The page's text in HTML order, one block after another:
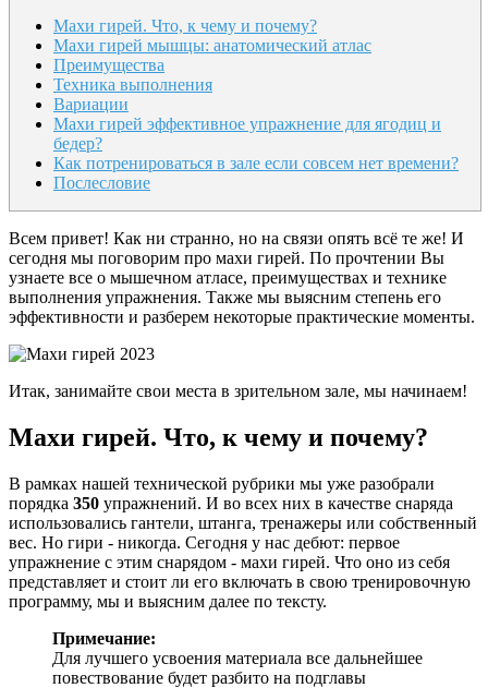
Махи гирей. Что, к чему и почему?
Махи гирей мышцы: анатомический атлас
Преимущества
Техника выполнения
Вариации
Махи гирей эффективное упражнение для ягодиц и
бедер?
Как потренироваться в зале если совсем нет времени?
Послесловие
Всем привет! Как ни странно, но на связи опять всё те же! И
сегодня мы поговорим про махи гирей. По прочтении Вы
узнаете все о мышечном атласе, преимуществах и технике
выполнения упражнения. Также мы выясним степень его
эффективности и разберем некоторые практические моменты.
Итак, занимайте свои места в зрительном зале, мы начинаем!
Махи гирей. Что, к чему и почему?
В рамках нашей технической рубрики мы уже разобрали
порядка 350 упражнений. И во всех них в качестве снаряда
использовались гантели, штанга, тренажеры или собственный
вес. Но гири - никогда. Сегодня у нас дебют: первое
упражнение с этим снарядом - махи гирей. Что оно из себя
представляет и стоит ли его включать в свою тренировочную
программу, мы и выясним далее по тексту.
Примечание:
Для лучшего усвоения материала все дальнейшее
повествование будет разбито на подглавы